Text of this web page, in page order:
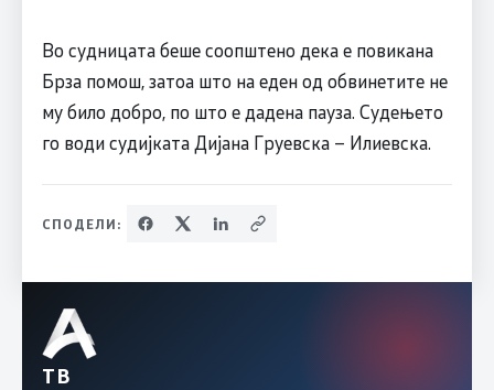
Во судницата беше соопштено дека е повикана
Брза помош, затоа што на еден од обвинетите не
му било добро, по што е дадена пауза. Судењето
го води судијката Дијана Груевска – Илиевска.
СПОДЕЛИ:
ТВ